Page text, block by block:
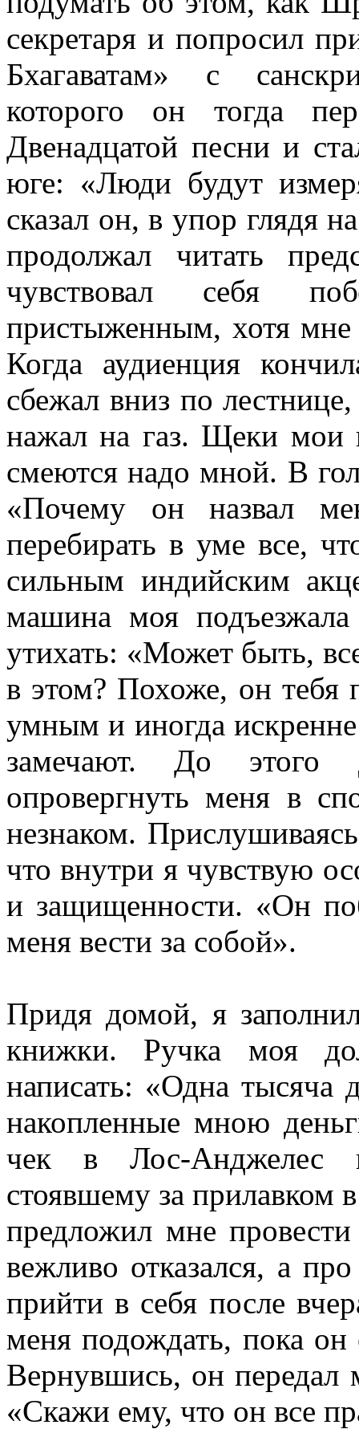
секретаря и попросил
Бхагаватам» с
которого он тогда
Двенадцатой песни и
юге: «Люди будут
сказал он, в упор глядя
продолжал читать
чувствовал себя
пристыженным, хотя мне
Когда аудиенция
сбежал вниз по
нажал на газ. Щеки мои
смеются надо мной. В
«Почему он назвал
перебирать в уме все,
сильным индийским
машина моя
утихать: «Может быть,
в этом? Похоже, он тебя
умным и иногда искренне
замечают. До этого
опровергнуть меня в
незнаком.
что внутри я чувствую
и защищенности. «Он
меня вести за собой».
Придя домой, я
книжки. Ручка моя
написать: «Одна тысяча
накопленные мною
чек в Лос-Анджелес
стоявшему за прилавком
предложил мне
вежливо отказался, а
прийти в себя после
меня подождать, пока
Вернувшись, он
«Скажи ему, что он все